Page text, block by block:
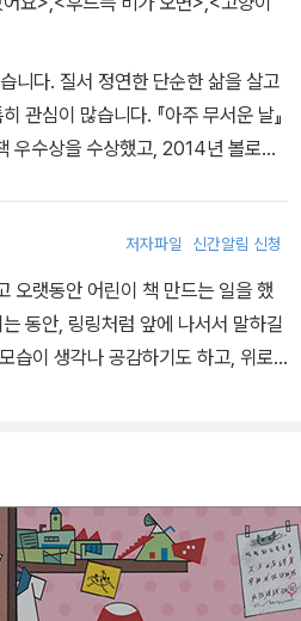
니다. 질서 정연한 단순한 삶을 살고
관심이 많습니다. 『아주 무서운 날』
우수상을 수상했고, 2014년 볼로냐
청소년도서 최우수 그림상 을 수상했
는 『아주 무서운 날』 『린 할머니의
고양이 자장가』 『천하무적 청개구리』
술관』 등이 있습니다.
저자파일 신간알림 신청
오랫동안 어린이 책 만드는 일을 했
동안, 링링처럼 앞에 나서서 말하길
습이 생각나 공감하기도 하고, 위로